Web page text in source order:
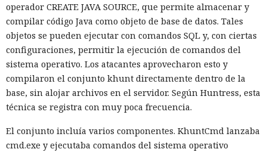
operador CREATE JAVA SOURCE, que permite almacenar y
compilar código Java como objeto de base de datos. Tales
objetos se pueden ejecutar con comandos SQL y, con ciertas
configuraciones, permitir la ejecución de comandos del
sistema operativo. Los atacantes aprovecharon esto y
compilaron el conjunto khunt directamente dentro de la
base, sin alojar archivos en el servidor. Según Huntress, esta
técnica se registra con muy poca frecuencia.
El conjunto incluía varios componentes. KhuntCmd lanzaba
cmd.exe y ejecutaba comandos del sistema operativo
Private Relay de Apple falla:
WebKit localiza tu IP y la revela
al sitio web
20:03 / 06.08.2026
Basta con abrir la página: ni siquiera hace falta hacer clic.